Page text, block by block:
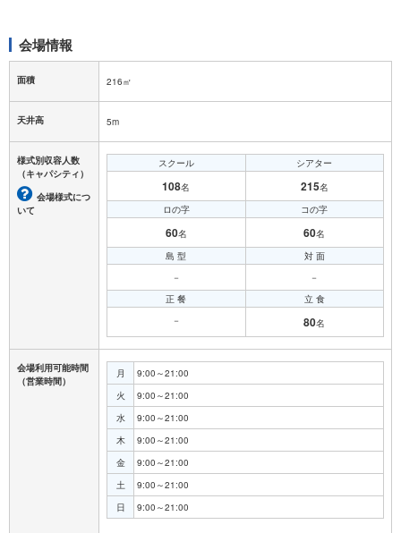
会場情報
面積 216㎡
天井高 5m
様式別収容人数
（キャパシティ）
会場様式につ
いて
スクール
108名
シアター
215名
ロの字
60名
コの字
60名
島 型
－
対 面
－
正 餐
－
立 食
80名
会場利用可能時間
（営業時間）
月
9:00～21:00
火
9:00～21:00
水
9:00～21:00
木
9:00～21:00
金
9:00～21:00
土
9:00～21:00
日
9:00～21:00